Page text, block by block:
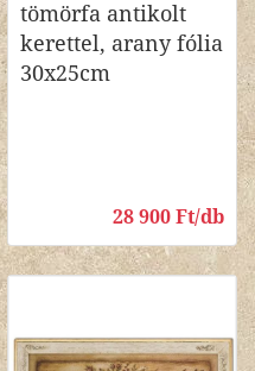
tömörfa antikolt
kerettel, arany fólia
30x25cm
28 900 Ft/db